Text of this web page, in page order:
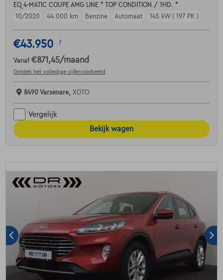
EQ 4-MATIC COUPE AMG LINE * TOP CONDITION / 1HD. *
10/2020
44.000 km Benzine Automaat 145 kW ( 197 PK )
€43.950 1
Vanaf €871,45/maand
Ontdek het volledige cijfervoorbeeld
8490 Varsenare, XOTO
Vergelijk
Bekijk wagen